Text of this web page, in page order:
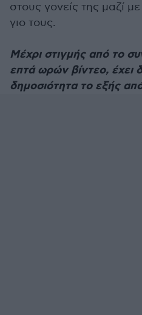
στους γονείς της μαζί
γιο τους.
Μέχρι στιγμής από το
επτά ωρών βίντεο, έχει
δημοσιότητα το εξής